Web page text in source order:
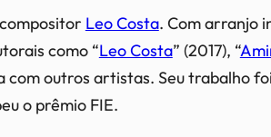
Leo Costa. Com arranjo
como “Leo Costa” (2017), “
outros artistas. Seu trabalho
o prêmio FIE.